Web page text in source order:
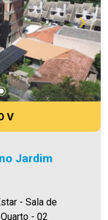
e imagens.
V
Jardim
- Sala de
- 02